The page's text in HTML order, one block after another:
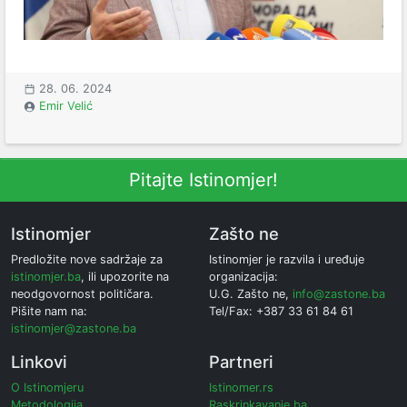
28. 06. 2024
Emir Velić
Pitajte Istinomjer!
Istinomjer
Predložite nove sadržaje za
istinomjer.ba, ili upozorite na
neodgovornost političara.
Pišite nam na:
istinomjer@zastone.ba
Zašto ne
Istinomjer je razvila i uređuje
organizacija:
U.G. Zašto ne, info@zastone.ba
Tel/Fax: +387 33 61 84 61
Linkovi
O Istinomjeru
Partneri
Istinomer.rs